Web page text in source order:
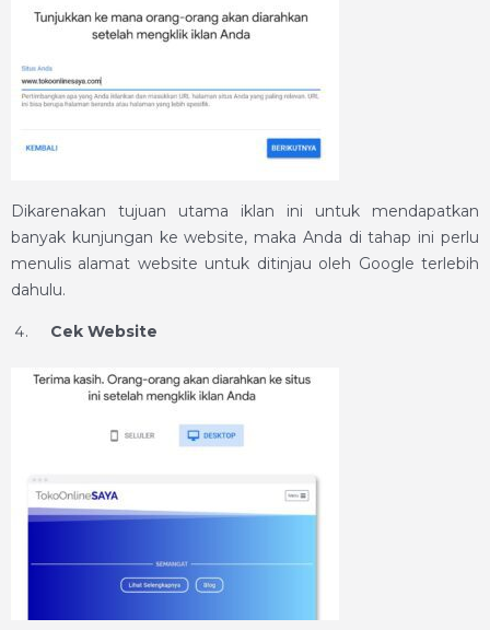
Dikarenakan tujuan utama iklan ini untuk mendapatkan
banyak kunjungan ke website, maka Anda di tahap ini perlu
menulis alamat website untuk ditinjau oleh Google terlebih
dahulu.
Cek Website